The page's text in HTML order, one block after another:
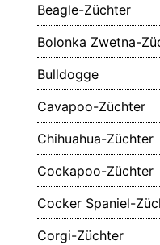
Beagle-Züchter
Bolonka Zwetna-
Bulldogge
Cavapoo-Züchter
Chihuahua-Züchter
Cockapoo-Züchter
Cocker Spaniel-
Corgi-Züchter